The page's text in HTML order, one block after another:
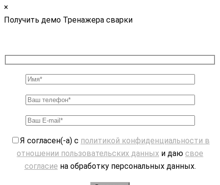
×
Получить демо Тренажера сварки
Я согласен(-а) с политикой конфиденциальности в
отношении пользовательских данных и даю свое
согласие на обработку персональных данных.